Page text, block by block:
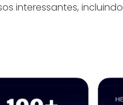
interessantes,